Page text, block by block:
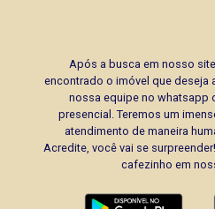
Após a busca em nosso
encontrado o imóvel que deseja
nossa equipe no whatsapp
presencial. Teremos um
atendimento de maneira
Acredite, você vai se
cafezinho em